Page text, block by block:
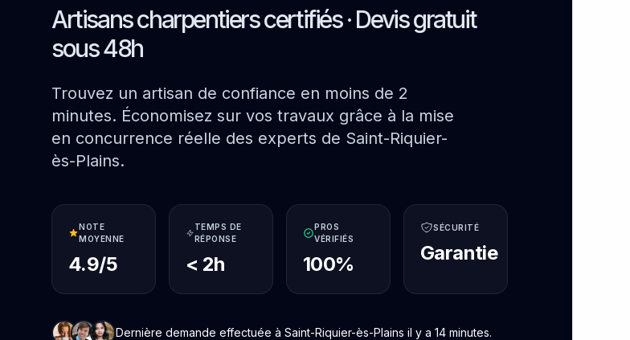
Artisans charpentiers certifiés · Devis gratuit
sous 48h
Trouvez un artisan de confiance en moins de 2
minutes. Économisez sur vos travaux grâce à la mise
en concurrence réelle des experts de Saint-Riquier-
ès-Plains.
NOTE
MOYENNE
4.9/5
TEMPS DE
RÉPONSE
< 2h
PROS
VÉRIFIÉS
100%
SÉCURITÉ
Garantie
Dernière demande effectuée à Saint-Riquier-ès-Plains il y a 14 minutes.